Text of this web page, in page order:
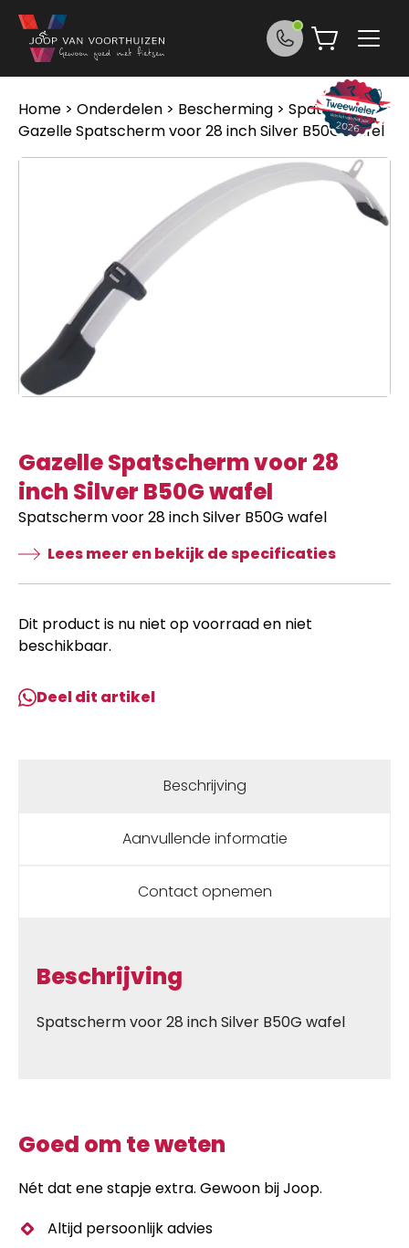
Ga naar de inhoud
Home > Onderdelen > Bescherming > Spatborden>
Gazelle Spatscherm voor 28 inch Silver B50G wafel
Gazelle Spatscherm voor 28
inch Silver B50G wafel
Spatscherm voor 28 inch Silver B50G wafel
Lees meer en bekijk de specificaties
Dit product is nu niet op voorraad en niet
beschikbaar.
Deel dit artikel
Beschrijving
Aanvullende informatie
Contact opnemen
Beschrijving
Spatscherm voor 28 inch Silver B50G wafel
Goed om te weten
Nét dat ene stapje extra. Gewoon bij Joop.
Altijd persoonlijk advies